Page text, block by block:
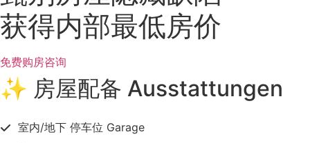
获得内部最低房价
免费购房咨询
✨ 房屋配备 Ausstattungen
室内/地下 停车位 Garage